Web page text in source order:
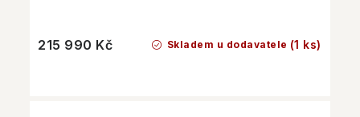
Skladem u dodavatele (1 ks)
215 990 Kč